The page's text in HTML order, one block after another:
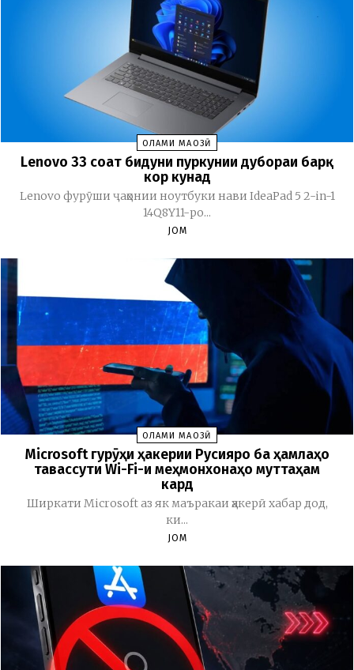
ОЛАМИ МАҶОЗӢ
Lenovo 33 соат бидуни пуркунии дубораи барқ
кор кунад
Lenovo фурӯши ҷаҳонии ноутбуки нави IdeaPad 5 2-in-1
14Q8Y11-ро...
JOM
ОЛАМИ МАҶОЗӢ
Microsoft гурӯҳи ҳакерии Русияро ба ҳамлаҳо
тавассути Wi-Fi-и меҳмонхонаҳо муттаҳам
кард
Ширкати Microsoft аз як маъракаи ҳакерӣ хабар дод,
ки...
JOM